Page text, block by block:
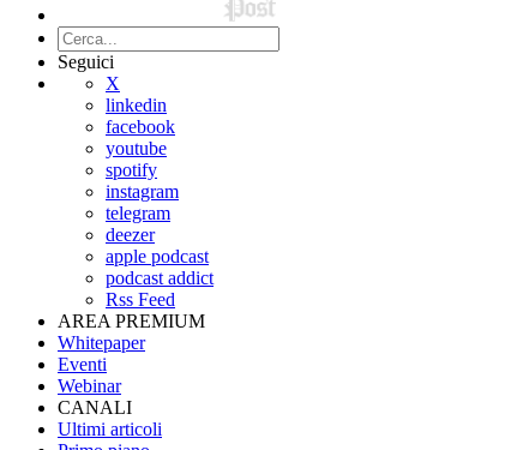
Seguici
X
linkedin
facebook
youtube
spotify
instagram
telegram
deezer
apple podcast
podcast addict
Rss Feed
AREA PREMIUM
Whitepaper
Eventi
Webinar
CANALI
Ultimi articoli